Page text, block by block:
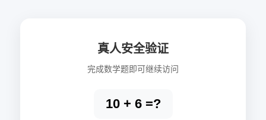
真人安全验证
完成数学题即可继续访问
10 + 6 =?